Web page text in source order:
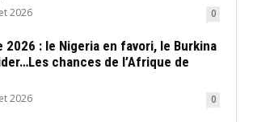
2026 0
2026 : le Nigeria en favori, le Burkina
chances de l’Afrique de
2026 0